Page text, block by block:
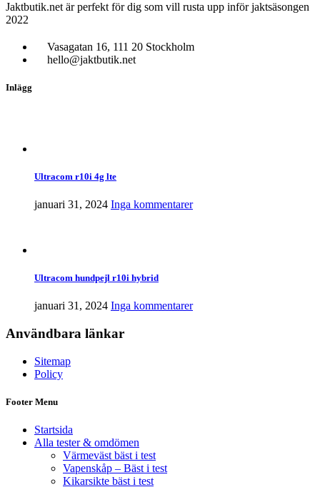
Jaktbutik.net är perfekt för dig som vill rusta upp inför jaktsäsongen
2022
Vasagatan 16, 111 20 Stockholm
hello@jaktbutik.net
Inlägg
Ultracom r10i 4g lte
januari 31, 2024 Inga kommentarer
Ultracom hundpejl r10i hybrid
januari 31, 2024 Inga kommentarer
Användbara länkar
Sitemap
Policy
Footer Menu
Startsida
Alla tester & omdömen
Värmeväst bäst i test
Vapenskåp – Bäst i test
Kikarsikte bäst i test